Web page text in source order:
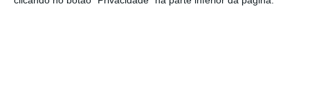
terá acautelado todas as